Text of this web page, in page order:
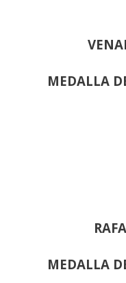
MEDALLA
MEDALLA